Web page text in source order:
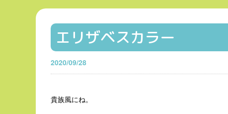
エリザベスカラー
2020/09/28
貴族風にね。